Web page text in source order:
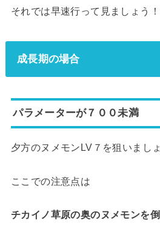
それでは早速行って見ましょう！
成長期の場合
パラメーターが７００未満
夕方のヌメモンLV７を狙いまし
ここでの注意点は
チカイノ草原の奥のヌメモンを